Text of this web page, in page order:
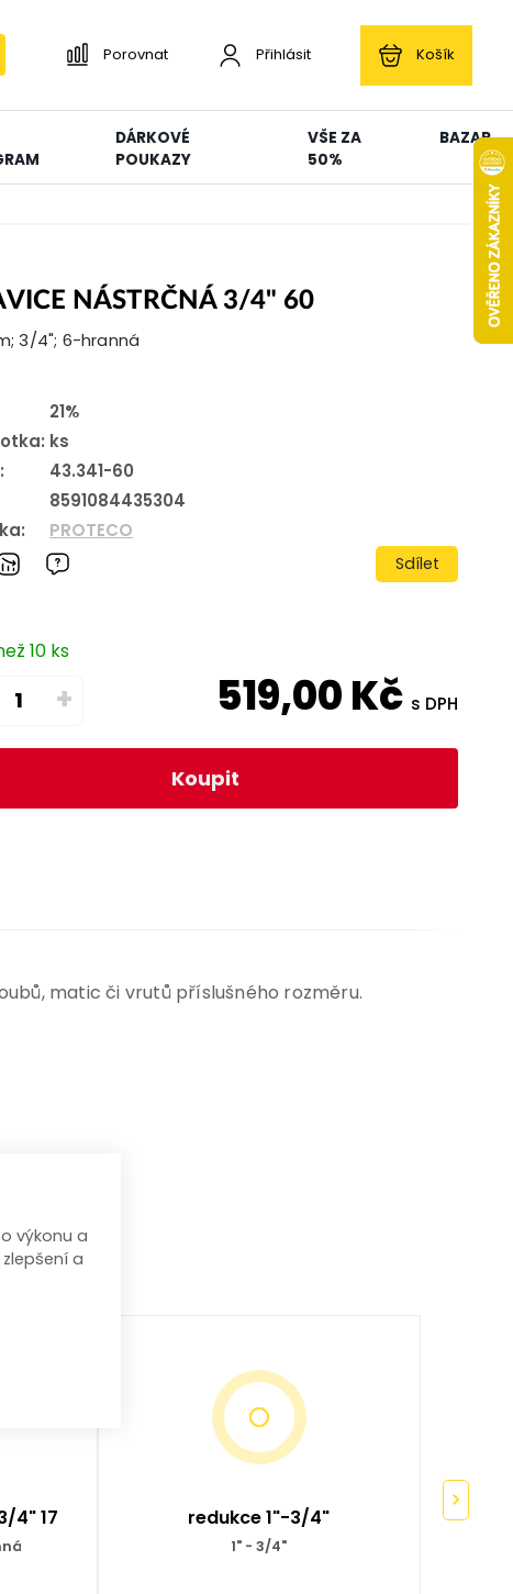
Porovnat Přihlásit Košík
DÁRKOVÉ
POUKAZY
VŠE ZA
50%
BAZAR
NÁSTRČNÁ 3/4" 60
3/4"; 6-hranná
21%
ks
43.341-60
8591084435304
PROTECO
Sdílet
10 ks
+ 519,00Kč s DPH
Koupit
matic či vrutů příslušného rozměru.
4" 17 redukce 1"-3/4"
1" - 3/4"
výkonu a
a